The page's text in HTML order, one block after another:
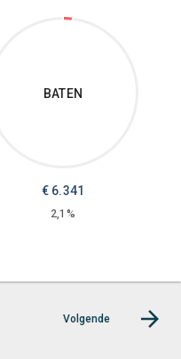
BATEN
€ 6.341
2,1%
Volgende